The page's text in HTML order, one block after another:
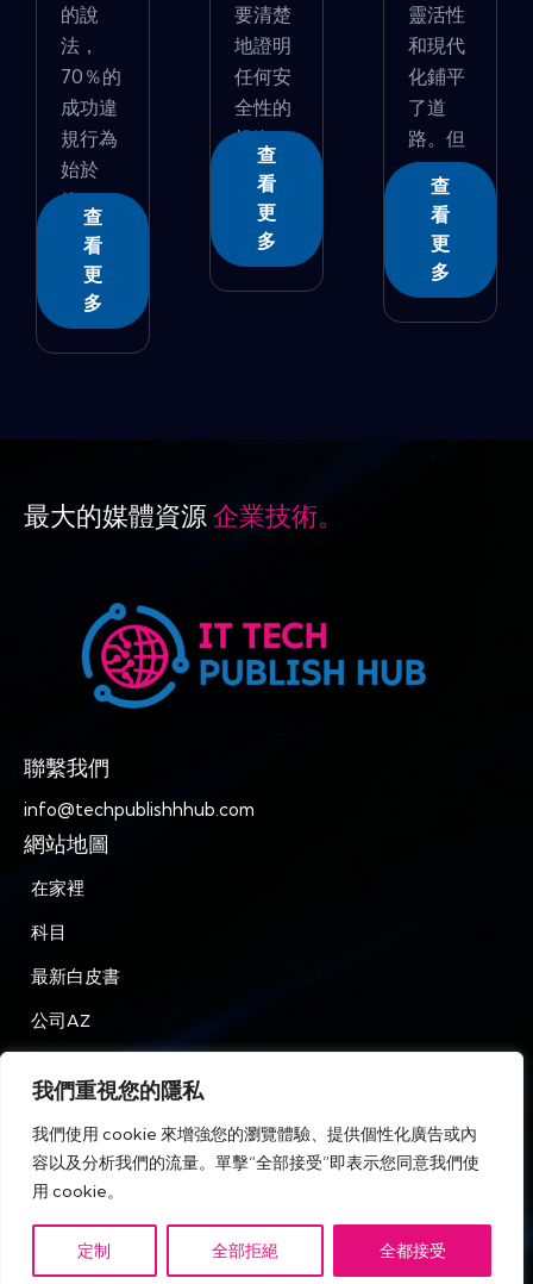
我們重視您的隱私
我們使用 cookie 來增強您的瀏覽體驗、提供個性化廣告或內
容以及分析我們的流量。單擊“全部接受”即表示您同意我們使
用 cookie。
定制 全部拒絕 全都接受
的說
法，
70％的
成功違
規行為
始於
終...
查
看
更
多
要清楚
地證明
任何安
全性的
投資...
查
看
更
多
靈活性
和現代
化鋪平
了道
路。但
�...
查
看
更
多
最大的媒體資源 企業技術。
聯繫我們
info@techpublishhhub.com
網站地圖
在家裡
科目
最新白皮書
公司AZ
條款和條件
IT Tech Publish Hub © 版權所有。